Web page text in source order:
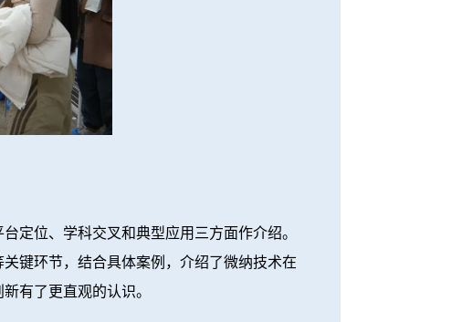
位、学科交叉和典型应用三方面作介绍。
键环节，结合具体案例，介绍了微纳技术在
有了更直观的认识。